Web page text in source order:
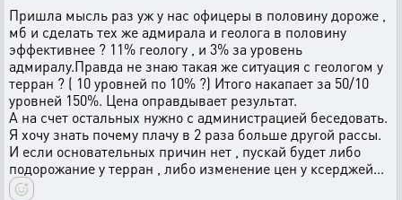
Пришла мысль раз уж у нас офицеры в половину дороже ,
мб и сделать тех же адмирала и геолога в половину
эффективнее ? 11% геологу , и 3% за уровень
адмиралу.Правда не знаю такая же ситуация с геологом у
терран ? ( 10 уровней по 10% ?) Итого накапает за 50/10
уровней 150%. Цена оправдывает результат.
А на счет остальных нужно с администрацией беседовать.
Я хочу знать почему плачу в 2 раза больше другой рассы.
И если основательных причин нет , пускай будет либо
подорожание у терран , либо изменение цен у ксерджей...